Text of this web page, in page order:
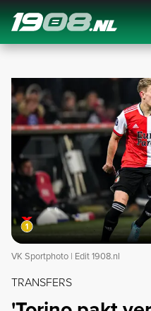
Navigation
VK Sportphoto | Edit 1908.nl
TRANSFERS